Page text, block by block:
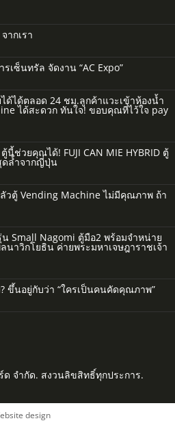
ากเรา
เซ็นทรัล จัดงาน “AC Expo”
ด้ได้ตลอด 24 ชม.ลูกค้าแวะเข้าห้องน้ำ
ได้สะดวก ทันใจ! ขอบคุณที่ไว้ใจ pay
นี้ช่วยคุณได้! FUJI CAN MIE HYBRID ตู้
ดล้ำจากญี่ปุ่น
วตู้ Vending Machine ไม่มีคุณภาพ ถ้า
Small Nagomi ตู้มือ2 พร้อมจำหน่าย
นาวิกโยธิน ค่ายพระมหาเจษฎาราชเจ้า
ขึ้นอยู่กับว่า “ใครเป็นคนคัดคุณภาพ”
ด จำกัด. สงวนลิขสิทธิ์ทุกประการ.
design